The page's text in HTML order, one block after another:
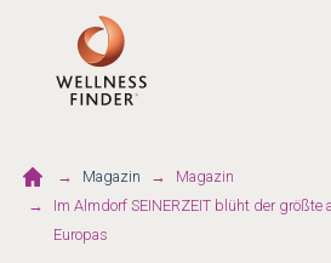
Magazin
Magazin
Im Almdorf SEINERZEIT blüht der größte
Europas